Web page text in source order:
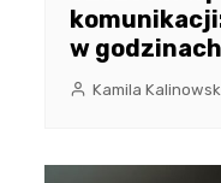
w
Kamila